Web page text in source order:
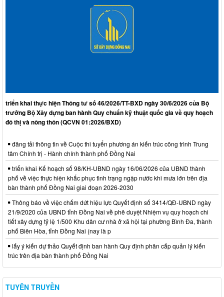
triển khai thực hiện Thông tư số 46/2026/TT-BXD ngày 30/6/2026 của Bộ
trưởng Bộ Xây dựng ban hành Quy chuẩn kỹ thuật quốc gia về quy hoạch
đô thị và nông thôn (QCVN 01:2026/BXD)
đăng tải thông tin về Cuộc thi tuyển phương án kiến trúc công trình Trung
tâm Chính trị - Hành chính thành phố Đồng Nai
triển khai Kế hoạch số 98/KH-UBND ngày 16/06/2026 của UBND thành
phố về việc thực hiện khắc phục tình trạng ngập nước khi mưa lớn trên địa
bàn thành phố Đồng Nai giai đoạn 2026-2030
Thông báo về việc chấm dứt hiệu lực Quyết định số 3414/QĐ-UBND ngày
21/9/2020 của UBND tỉnh Đồng Nai về phê duyệt Nhiệm vụ quy hoạch chi
tiết xây dựng tỷ lệ 1/500 Khu dân cư nhà ở xã hội tại phường Bình Đa, thành
phố Biên Hòa, tỉnh Đồng Nai (nay là p
lấy ý kiến dự thảo Quyết định ban hành Quy định phân cấp quản lý kiến
trúc trên địa bàn thành phố Đồng Nai
TUYÊN TRUYỀN